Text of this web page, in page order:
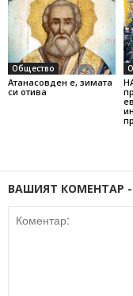
Общество
Атанасовден е, зимата
си отива
ВАШИЯТ КОМЕНТАР -